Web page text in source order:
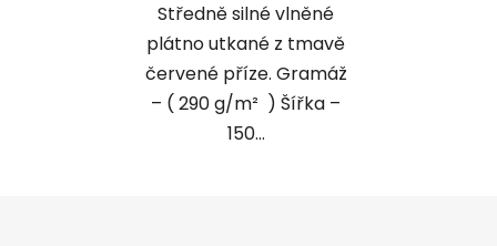
Středně silné vlněné
plátno utkané z tmavě
červené příze. Gramáž
– ( 290 g/m² ) Šířka –
150...